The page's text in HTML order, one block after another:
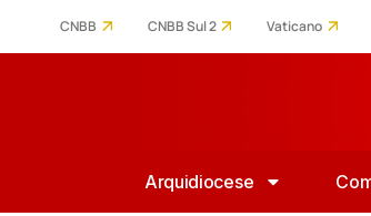
CNBB CNBB Sul 2 Vaticano
Arquidiocese